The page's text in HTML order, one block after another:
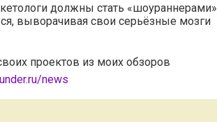
должны стать «шоураннерами»
выворачивая свои серьёзные мозги
проектов из моих обзоров
news